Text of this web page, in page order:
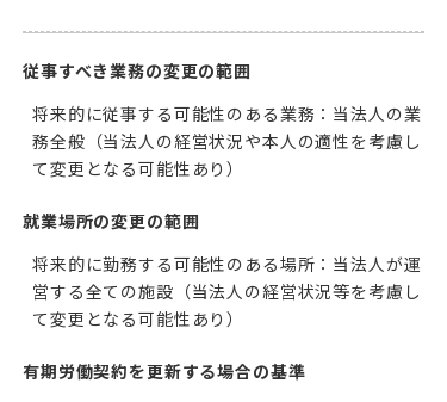
従事すべき業務の変更の範囲
将来的に従事する可能性のある業務：当法人の業
務全般（当法人の経営状況や本人の適性を考慮し
て変更となる可能性あり）
就業場所の変更の範囲
将来的に勤務する可能性のある場所：当法人が運
営する全ての施設（当法人の経営状況等を考慮し
て変更となる可能性あり）
有期労働契約を更新する場合の基準